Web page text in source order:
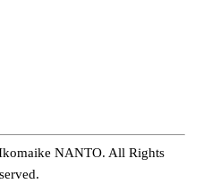
NANTO. All Rights